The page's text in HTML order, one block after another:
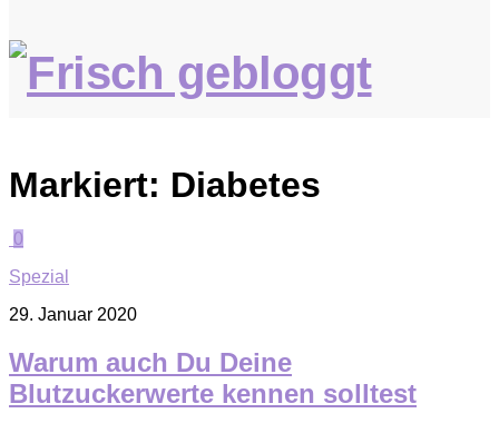
Markiert: Diabetes
0
Spezial
29. Januar 2020
Warum auch Du Deine
Blutzuckerwerte kennen solltest